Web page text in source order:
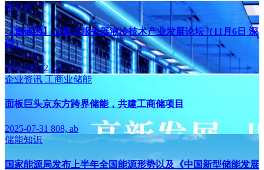
未分类
【邀请函】AI算力服务器液冷技术产业发展论坛（11月6日 深
圳）
2025-09-12czy
企业资讯 工商业储能
面板巨头京东方跨界储能，共建工商储项目
2025-07-31 808, ab
储能知识
国家能源局发布上半年全国能源形势以及《中国新型储能发展